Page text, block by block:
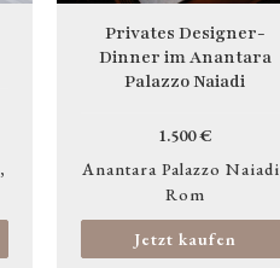
Privates Designer-
Dinner im Anantara
Palazzo Naiadi
1.500 €
Anantara Palazzo Naiadi
Rom
Jetzt kaufen